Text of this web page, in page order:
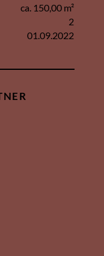
ca. 150,00 m²
2
01.09.2022